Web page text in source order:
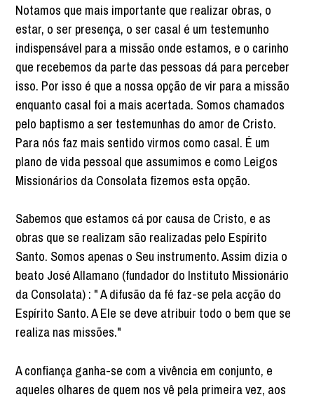
Notamos que mais importante que realizar obras, o
estar, o ser presença, o ser casal é um testemunho
indispensável para a missão onde estamos, e o carinho
que recebemos da parte das pessoas dá para perceber
isso. Por isso é que a nossa opção de vir para a missão
enquanto casal foi a mais acertada. Somos chamados
pelo baptismo a ser testemunhas do amor de Cristo.
Para nós faz mais sentido virmos como casal. É um
plano de vida pessoal que assumimos e como Leigos
Missionários da Consolata fizemos esta opção.
Sabemos que estamos cá por causa de Cristo, e as
obras que se realizam são realizadas pelo Espírito
Santo. Somos apenas o Seu instrumento. Assim dizia o
beato José Allamano (fundador do Instituto Missionário
da Consolata) : " A difusão da fé faz-se pela acção do
Espírito Santo. A Ele se deve atribuir todo o bem que se
realiza nas missões."
A confiança ganha-se com a vivência em conjunto, e
aqueles olhares de quem nos vê pela primeira vez, aos